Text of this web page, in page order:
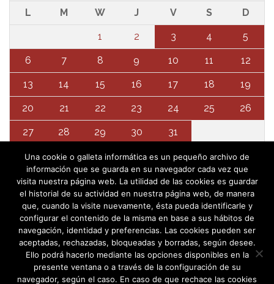
L M W J V S D
1 2 3 4 5
6 7 8 9 10 11 12
13 14 15 16 17 18 19
20 21 22 23 24 25 26
27 28 29 30 31
Una cookie o galleta informática es un pequeño archivo de
información que se guarda en su navegador cada vez que
visita nuestra página web. La utilidad de las cookies es guardar
el historial de su actividad en nuestra página web, de manera
que, cuando la visite nuevamente, ésta pueda identificarle y
configurar el contenido de la misma en base a sus hábitos de
navegación, identidad y preferencias. Las cookies pueden ser
aceptadas, rechazadas, bloqueadas y borradas, según desee.
Ello podrá hacerlo mediante las opciones disponibles en la
presente ventana o a través de la configuración de su
navegador, según el caso. En caso de que rechace las cookies